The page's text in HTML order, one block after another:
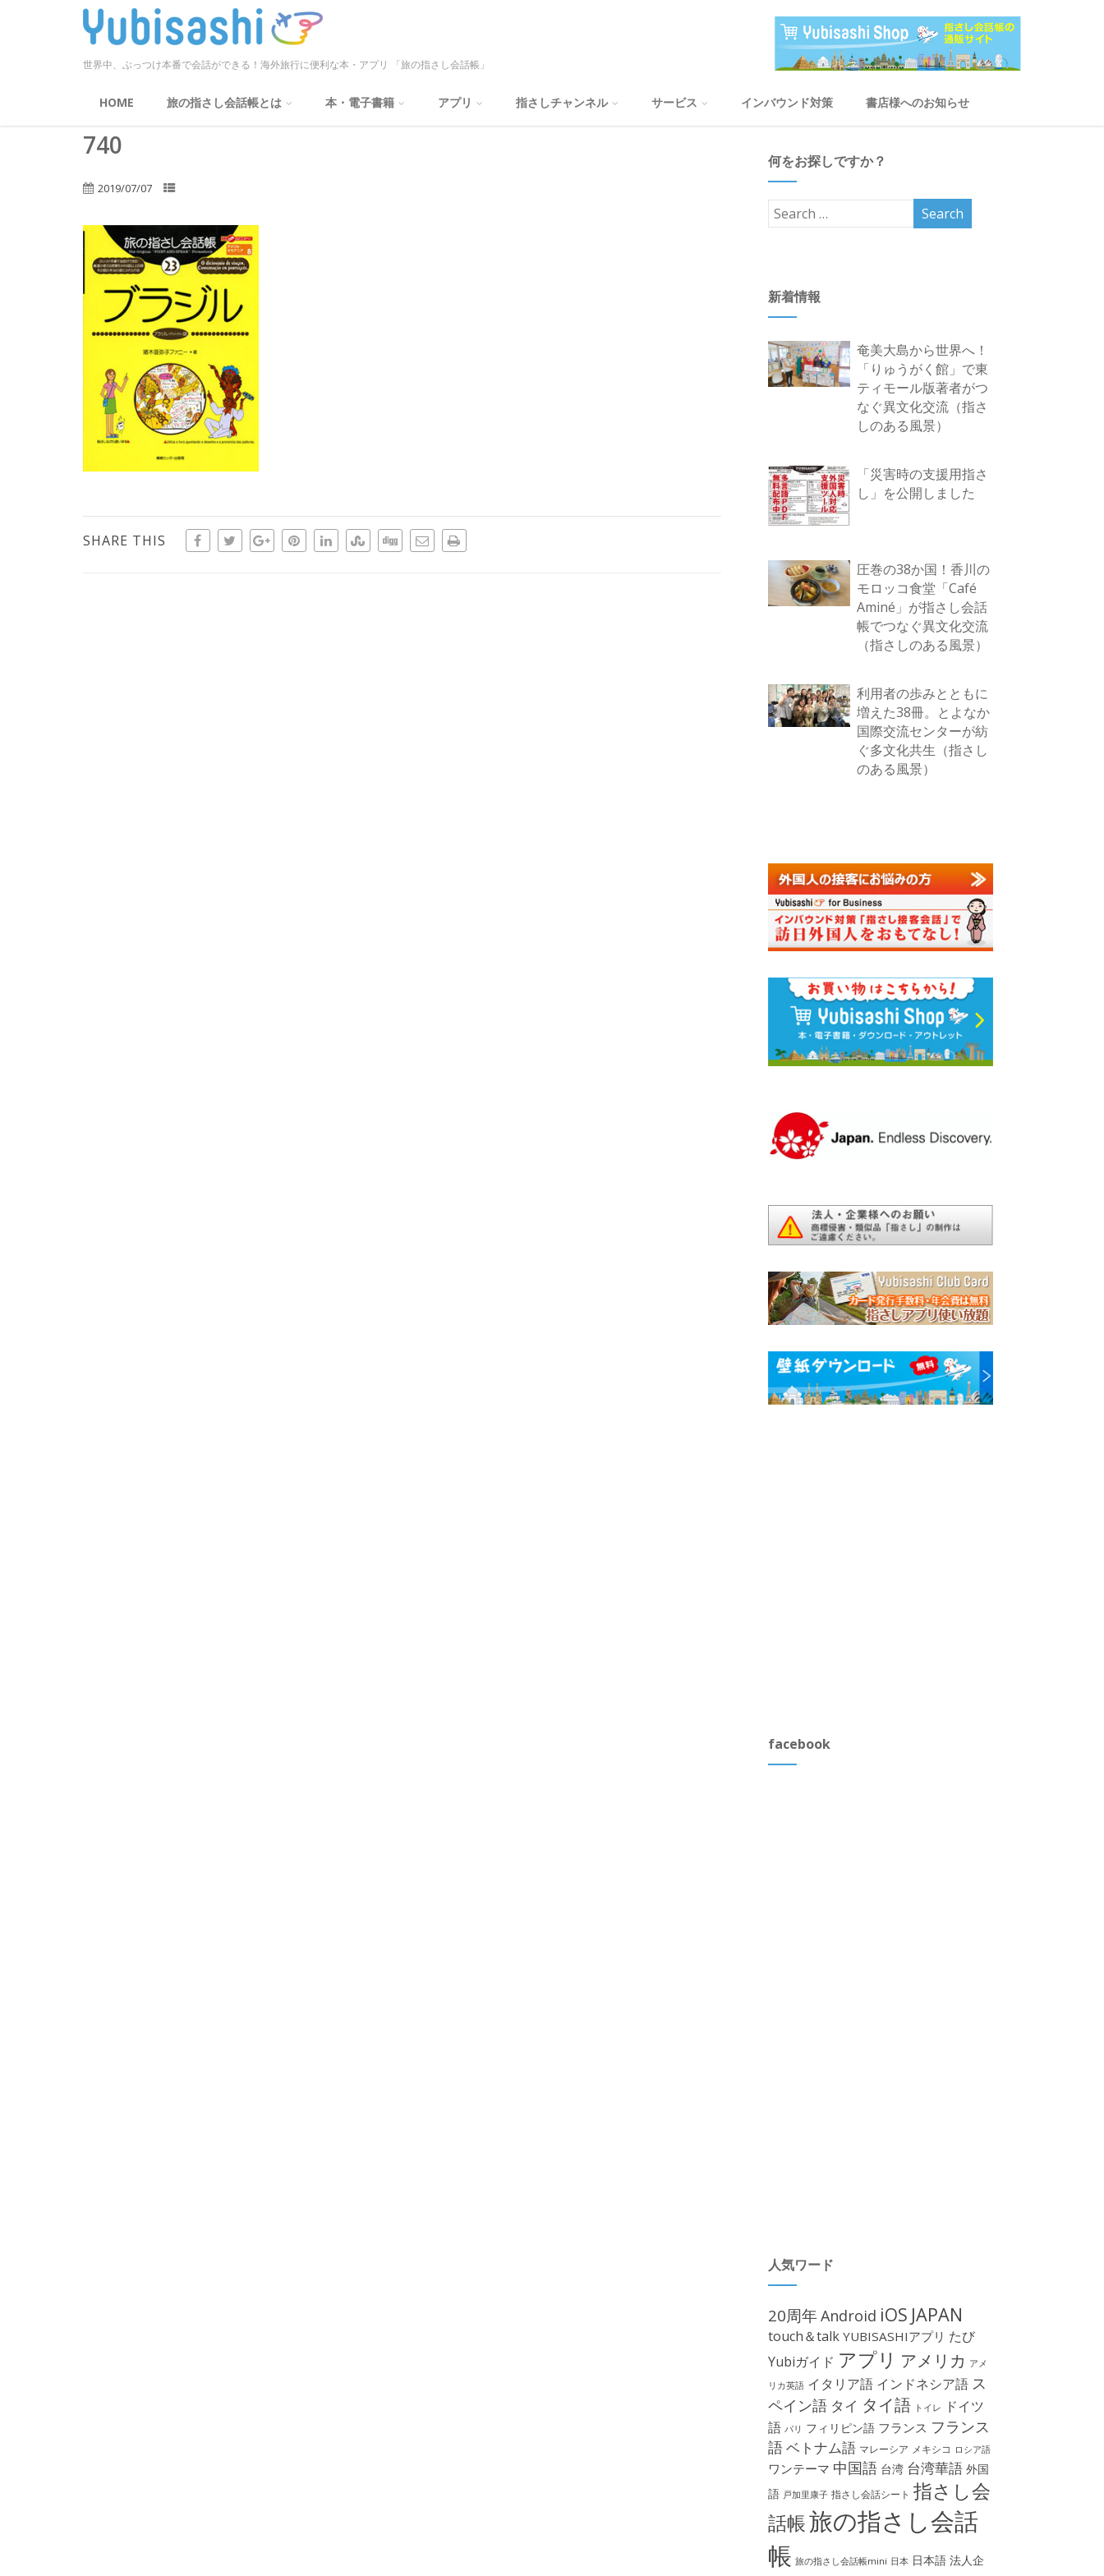
世界中、ぶっつけ本番で会話ができる！海外旅行に便利な本・アプリ 「旅の指さし会話帳」
HOME 旅の指さし会話帳とは 本・電子書籍 アプリ 指さしチャンネル サービス インバウンド対策 書店様へのお知らせ
740
2019/07/07
SHARE THIS
何をお探しですか？
新着情報
奄美大島から世界へ！
「りゅうがく館」で東
ティモール版著者がつ
なぐ異文化交流（指さ
しのある風景）
「災害時の支援用指さ
し」を公開しました
圧巻の38か国！香川の
モロッコ食堂「Café
Aminé」が指さし会話
帳でつなぐ異文化交流
（指さしのある風景）
利用者の歩みとともに
増えた38冊。とよなか
国際交流センターが紡
ぐ多文化共生（指さし
のある風景）
facebook
人気ワード
20周年Android iOS JAPAN
touch＆talk YUBISASHIアプリ たび
Yubiガイド アプリ アメリカ アメ
リカ英語 イタリア語 インドネシア語 ス
ペイン語 タイ タイ語 トイレ
ドイツ
語 パリ フィリピン語 フランス フランス
語ベトナム語 マレーシア メキシコ ロシア語
ワンテーマ 中国語 台湾 台湾華語 外国
語 戸加里康子 指さし会話シート 指さし会
話帳旅の指さし会話
帳 旅の指さし会話帳mini 日本 日本語 法人企